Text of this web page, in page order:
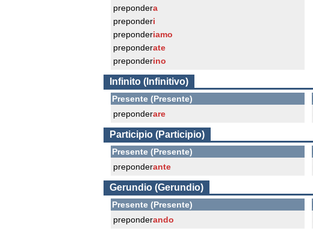
prepondera
preponderi
preponderiamo
preponderate
preponderino
Infinito (Infinitivo)
Presente (Presente)
preponderare
Participio (Participio)
Presente (Presente)
preponderante
Gerundio (Gerundio)
Presente (Presente)
preponderando